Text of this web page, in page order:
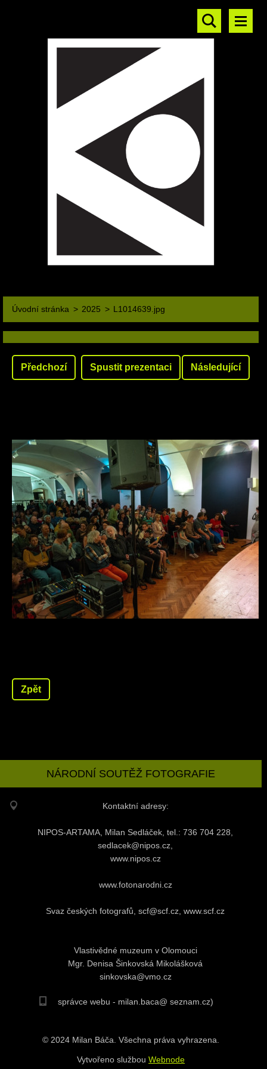
Úvodní stránka > 2025 > L1014639.jpg
Předchozí Spustit prezentaci Následující
Zpět
NÁRODNÍ SOUTĚŽ FOTOGRAFIE
Kontaktní adresy:
NIPOS-ARTAMA, Milan Sedláček, tel.: 736 704 228,
sedlacek@nipos.cz,
www.nipos.cz
www.fotonarodni.cz
Svaz českých fotografů, scf@scf.cz, www.scf.cz
Vlastivědné muzeum v Olomouci
Mgr. Denisa Šinkovská Mikolášková
sinkovska@vmo.cz
správce webu - milan.baca@ seznam.cz)
© 2024 Milan Báča. Všechna práva vyhrazena.
Vytvořeno službouWebnode